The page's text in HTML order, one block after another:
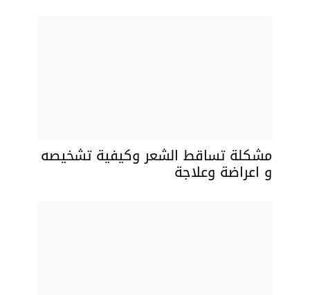
مشكلة تساقط الشعر وكيفية تشخيصه
و اعراضة وعلاجة